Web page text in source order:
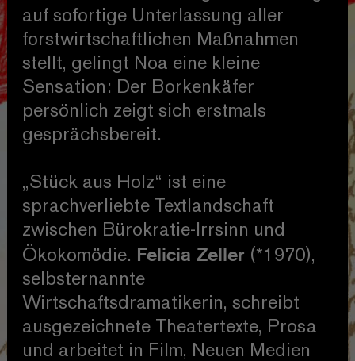
auf sofortige Unterlassung aller
forstwirtschaftlichen Maßnahmen
stellt, gelingt Noa eine kleine
Sensation: Der Borkenkäfer
persönlich zeigt sich erstmals
gesprächsbereit.
„Stück aus Holz“ ist eine
sprachverliebte Textlandschaft
zwischen Bürokratie-Irrsinn und
Ökokomödie. Felicia Zeller (*1970),
selbsternannte
Wirtschaftsdramatikerin, schreibt
ausgezeichnete Theatertexte, Prosa
und arbeitet in Film, Neuen Medien